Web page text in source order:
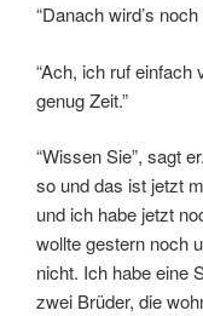
“Danach wird’s
“Ach, ich ruf einfach
genug Zeit.”
“Wissen Sie”, sagt
so und das ist jetzt
und ich habe jetzt
wollte gestern noch
nicht. Ich habe eine
zwei Brüder, die